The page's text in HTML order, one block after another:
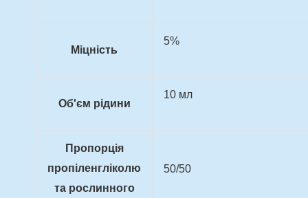
Міцність
5%
Об'єм рідини
10 мл
Пропорція
пропіленгліколю
та рослинного
50/50